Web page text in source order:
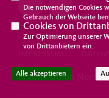
Frauen Union
Die notwendigen Cookies
Gebrauch der Webseite
Cookies von
Zur Optimierung unserer
von Drittanbietern ein.
Alle akzeptieren